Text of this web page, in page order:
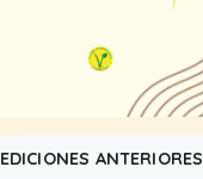
EDICIONES ANTERIORES